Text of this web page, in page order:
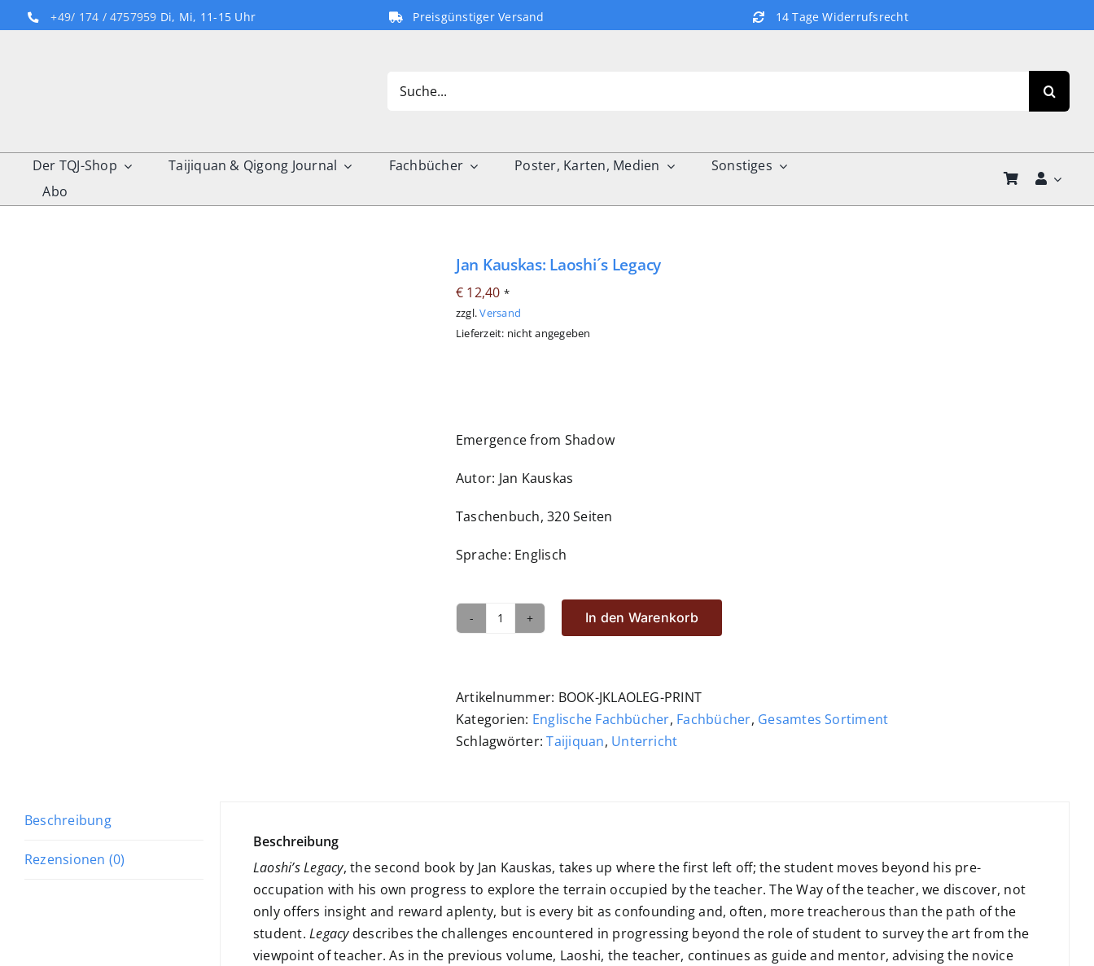
to
+49/ 174 / 4757959 Di, Mi, 11-15 Uhr Preisgünstiger Versand 14 Tage Widerrufsrecht
Der TQJ-Shop Taijiquan & Qigong Journal Fachbücher Poster, Karten, Medien
Sonstiges
Abo
Jan Kauskas: Laoshi´s Legacy
€ 12,40 *
zzgl.Versand
Lieferzeit: nicht angegeben
Emergence from Shadow
Autor: Jan Kauskas
Taschenbuch, 320 Seiten
Sprache: Englisch
Jan
´s
Legacy
Menge
In den Warenkorb
Artikelnummer: BOOK-JKLAOLEG-PRINT
Kategorien: Englische Fachbücher, Fachbücher, Gesamtes Sortiment
Schlagwörter:Taijiquan, Unterricht
Beschreibung
Rezensionen (0)
Beschreibung
Laoshi’s Legacy, the second book by Jan Kauskas, takes up where the first left off; the student moves beyond his pre-
occupation with his own progress to explore the terrain occupied by the teacher. The Way of the teacher, we discover, not
only offers insight and reward aplenty, but is every bit as confounding and, often, more treacherous than the path of the
student.Legacydescribes the challenges encountered in progressing beyond the role of student to survey the art from the
viewpoint of teacher. As in the previous volume, Laoshi, the teacher, continues as guide and mentor, advising the novice